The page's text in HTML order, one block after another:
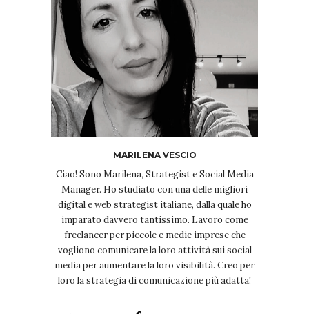
MARILENA VESCIO
Ciao! Sono Marilena, Strategist e Social Media
Manager. Ho studiato con una delle migliori
digital e web strategist italiane, dalla quale ho
imparato davvero tantissimo. Lavoro come
freelancer per piccole e medie imprese che
vogliono comunicare la loro attività sui social
media per aumentare la loro visibilità. Creo per
loro la strategia di comunicazione più adatta!